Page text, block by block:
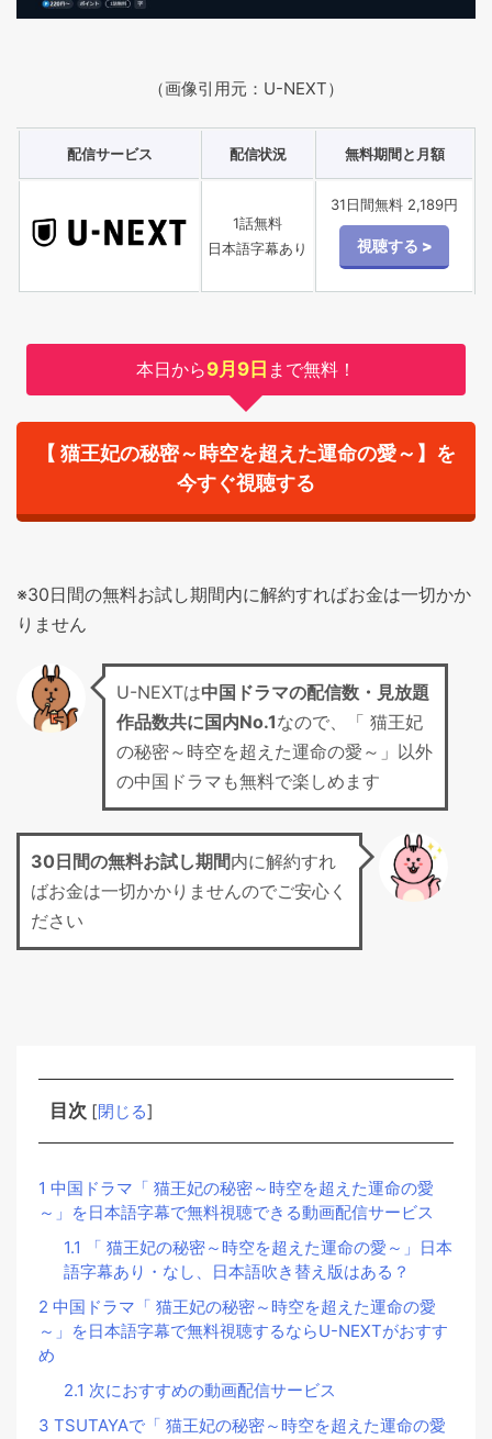
（画像引用元：U-NEXT）
配信サービス 配信状況 無料期間と月額
1話無料
日本語字幕あり
31日間無料 2,189円
本日から9月9日 まで無料！
【 猫王妃の秘密～時空を超えた運命の愛～】を
今すぐ視聴する
※30日間の無料お試し期間内に解約すればお金は一切かか
りません
U-NEXTは中国ドラマの配信数・見放題
作品数共に国内No.1なので、「 猫王妃
の秘密～時空を超えた運命の愛～」以外
の中国ドラマも無料で楽しめます
30日間の無料お試し期間内に解約すれ
ばお金は一切かかりませんのでご安心く
ださい
目次 [閉じる]
1 中国ドラマ「 猫王妃の秘密～時空を超えた運命の愛
～」を日本語字幕で無料視聴できる動画配信サービス
1.1 「 猫王妃の秘密～時空を超えた運命の愛～」日本
語字幕あり・なし、日本語吹き替え版はある？
2 中国ドラマ「 猫王妃の秘密～時空を超えた運命の愛
～」を日本語字幕で無料視聴するならU-NEXTがおすす
め
2.1 次におすすめの動画配信サービス
3 TSUTAYAで「 猫王妃の秘密～時空を超えた運命の愛